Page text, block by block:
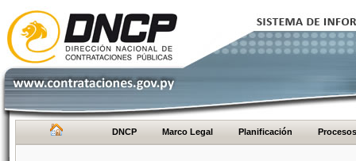
DNCP Marco Legal Planificación Procesos